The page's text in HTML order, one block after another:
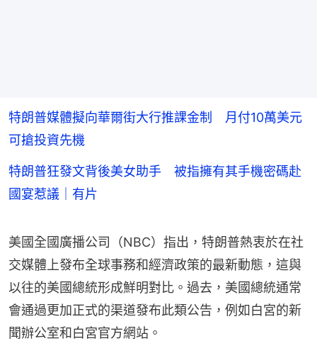
特朗普媒體擬向華爾街大行推課金制 月付10萬美元
可搶投資先機
特朗普狂發文背後美女助手 被指擁有其手機密碼赴
國宴惹議｜有片
美國全國廣播公司（NBC）指出，特朗普熱衷於在社
交媒體上發布全球事務和經濟政策的最新動態，這與
以往的美國總統形成鮮明對比。過去，美國總統通常
會通過更加正式的渠道發布此類公告，例如白宮的新
聞辦公室和白宮官方網站。